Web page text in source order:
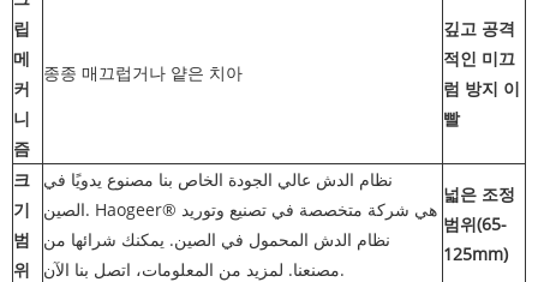
립
메
커
니
즘
종종 매끄럽거나 얕은 치아
깊고 공격
적인 미끄
럼 방지 이
빨
크
기
범
위
نظام الدش عالي الجودة الخاص بنا مصنوع يدويًا في
الصين. Haogeer® هي شركة متخصصة في تصنيع وتوريد
نظام الدش المحمول في الصين. يمكنك شرائها من
مصنعنا. لمزيد من المعلومات، اتصل بنا الآن.
넓은 조정
범위(65-
125mm)